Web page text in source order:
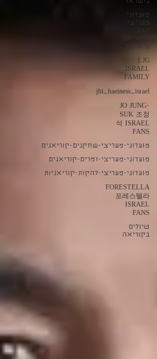
מועדוני
מעריצי
הגל
הקוריאני
בישראל
LJG
ISRAEL
FAMILY
jhi_haeiness_israel
JO JUNG-
SUK 조정
석 ISRAEL
FANS
מועדוני-מעריצי-שחקנים-קוריאנים
מועדוני-מעריצי-זמרים-קוריאנים
מועדוני-מעריצי-להקות-קוריאניות
FORESTELLA
포레스텔라
ISRAEL
FANS
טיולים
בקוריאה